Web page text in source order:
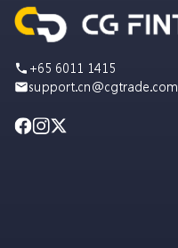
+65 6011 1415
support.cn@cgtrade.com